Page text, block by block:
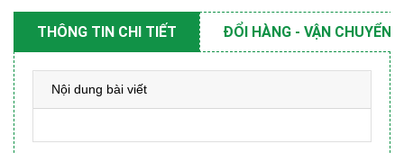
THÔNG TIN CHI TIẾT ĐỔI HÀNG - VẬN CHUYỂN
Nội dung bài viết